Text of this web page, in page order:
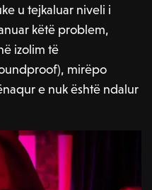
u tejkaluar niveli i
këtë problem,
izolim të
mirëpo
e nuk është ndalur